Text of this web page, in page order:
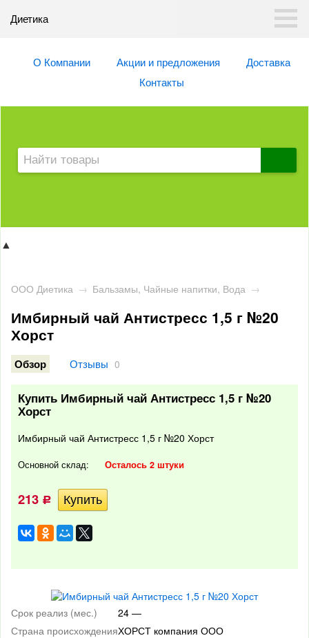
Диетика
О Компании Акции и предложения
Доставка
Контакты
▲
ООО Диетика → Бальзамы, Чайные напитки, Вода →
Имбирный чай Антистресс 1,5 г №20
Хорст
Обзор Отзывы 0
Купить Имбирный чай Антистресс 1,5 г №20
Хорст
Имбирный чай Антистресс 1,5 г №20 Хорст
Основной склад: Осталось 2 штуки
213 Р
Срок реализ (мес.)
24 —
Страна происхожденияХОРСТ компания ООО